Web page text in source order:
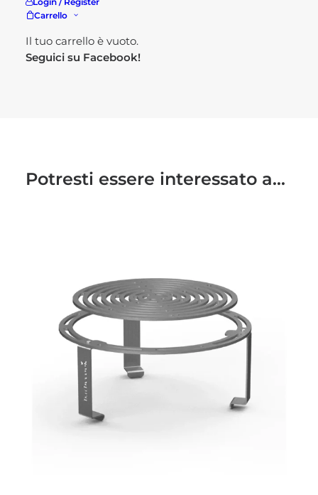
Carrello
Il tuo carrello è vuoto.
Seguici su Facebook!
Potresti essere interessato a...